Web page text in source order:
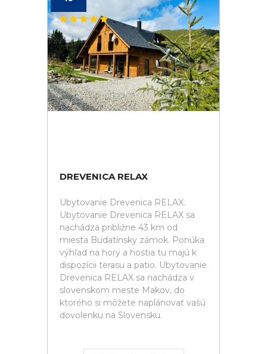
DREVENICA RELAX
Ubytovanie Drevenica RELAX.
Ubytovanie Drevenica RELAX sa
nachádza približne 43 km od
miesta Budatínsky zámok. Ponúka
výhľad na hory a hostia tu majú k
dispozícii terasu a patio. Ubytovanie
Drevenica RELAX sa nachádza v
slovenskom meste Makov, do
ktorého si môžete naplánovať vašú
dovolenku na Slovensku.